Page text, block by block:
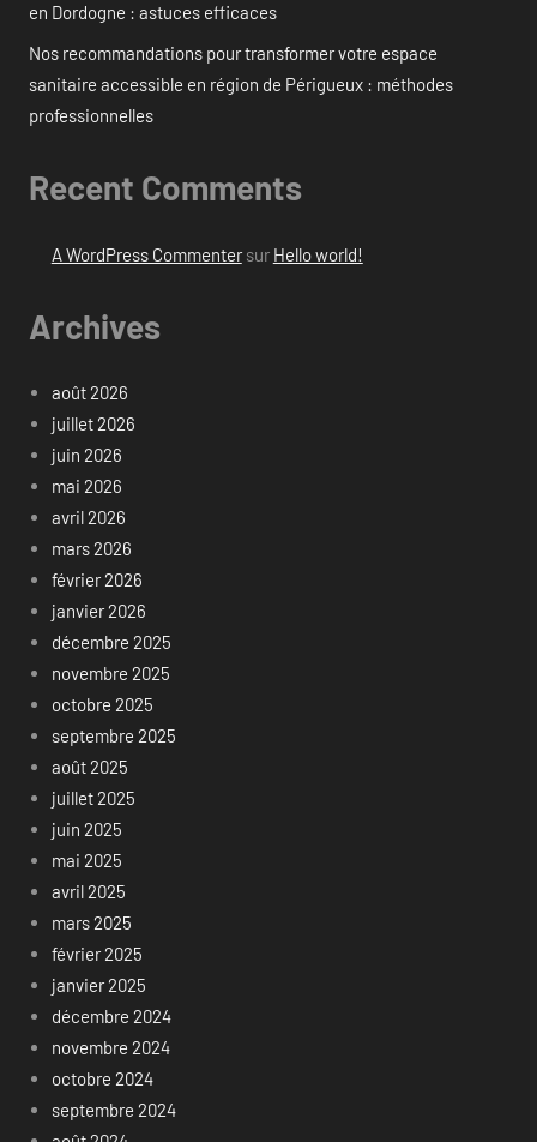
en Dordogne : astuces efficaces
Nos recommandations pour transformer votre espace
sanitaire accessible en région de Périgueux : méthodes
professionnelles
Recent Comments
A WordPress Commentersur Hello world!
Archives
août 2026
juillet 2026
juin 2026
mai 2026
avril 2026
mars 2026
février 2026
janvier 2026
décembre 2025
novembre 2025
octobre 2025
septembre 2025
août 2025
juillet 2025
juin 2025
mai 2025
avril 2025
mars 2025
février 2025
janvier 2025
décembre 2024
novembre 2024
octobre 2024
septembre 2024